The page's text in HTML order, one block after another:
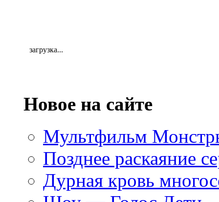
загрузка...
Новое на сайте
Мультфильм
Позднее раскаяние
Дурная кровь